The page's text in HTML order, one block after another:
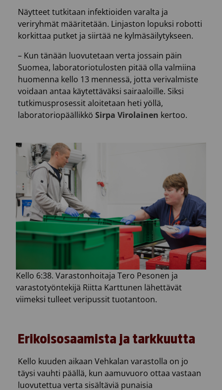
Näytteet tutkitaan infektioiden varalta ja
veriryhmät määritetään. Linjaston lopuksi robotti
korkittaa putket ja siirtää ne kylmäsäilytykseen.
– Kun tänään luovutetaan verta jossain päin
Suomea, laboratoriotulosten pitää olla valmiina
huomenna kello 13 mennessä, jotta verivalmiste
voidaan antaa käytettäväksi sairaaloille. Siksi
tutkimusprosessit aloitetaan heti yöllä,
laboratoriopäällikkö Sirpa Virolainen kertoo.
Kello 6:38. Varastonhoitaja Tero Pesonen ja
varastotyöntekijä Riitta Karttunen lähettävät
viimeksi tulleet veripussit tuotantoon.
Erikoisosaamista ja tarkkuutta
Kello kuuden aikaan Vehkalan varastolla on jo
täysi vauhti päällä, kun aamuvuoro ottaa vastaan
luovutettua verta sisältäviä punaisia